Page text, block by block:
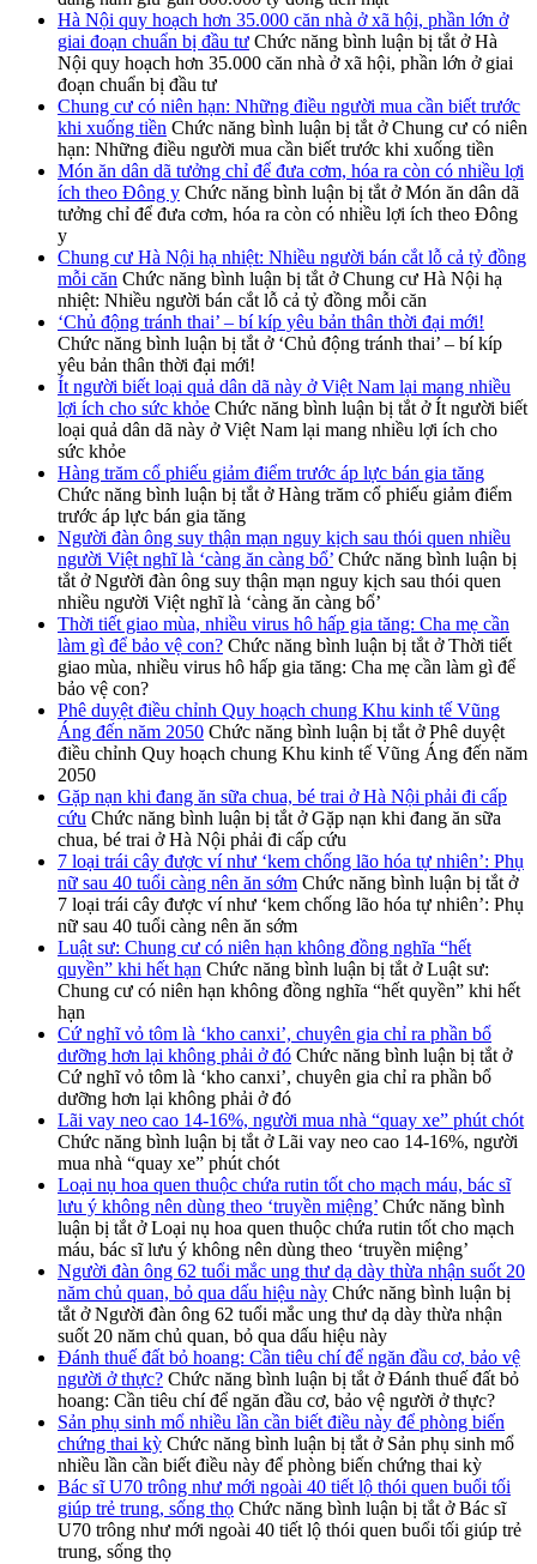
Hà Nội quy hoạch hơn 35.000 căn nhà ở xã hội, phần lớn ở
giai đoạn chuẩn bị đầu tư Chức năng bình luận bị tắt ở Hà
Nội quy hoạch hơn 35.000 căn nhà ở xã hội, phần lớn ở giai
đoạn chuẩn bị đầu tư
Chung cư có niên hạn: Những điều người mua cần biết trước
khi xuống tiền Chức năng bình luận bị tắt ở Chung cư có niên
hạn: Những điều người mua cần biết trước khi xuống tiền
Món ăn dân dã tưởng chỉ để đưa cơm, hóa ra còn có nhiều lợi
ích theo Đông y Chức năng bình luận bị tắt ở Món ăn dân dã
tưởng chỉ để đưa cơm, hóa ra còn có nhiều lợi ích theo Đông
y
Chung cư Hà Nội hạ nhiệt: Nhiều người bán cắt lỗ cả tỷ đồng
mỗi căn Chức năng bình luận bị tắt ở Chung cư Hà Nội hạ
nhiệt: Nhiều người bán cắt lỗ cả tỷ đồng mỗi căn
‘Chủ động tránh thai’ – bí kíp yêu bản thân thời đại mới!
Chức năng bình luận bị tắt ở ‘Chủ động tránh thai’ – bí kíp
yêu bản thân thời đại mới!
Ít người biết loại quả dân dã này ở Việt Nam lại mang nhiều
lợi ích cho sức khỏe Chức năng bình luận bị tắt ở Ít người biết
loại quả dân dã này ở Việt Nam lại mang nhiều lợi ích cho
sức khỏe
Hàng trăm cổ phiếu giảm điểm trước áp lực bán gia tăng
Chức năng bình luận bị tắt ở Hàng trăm cổ phiếu giảm điểm
trước áp lực bán gia tăng
Người đàn ông suy thận mạn nguy kịch sau thói quen nhiều
người Việt nghĩ là ‘càng ăn càng bổ’ Chức năng bình luận bị
tắt ở Người đàn ông suy thận mạn nguy kịch sau thói quen
nhiều người Việt nghĩ là ‘càng ăn càng bổ’
Thời tiết giao mùa, nhiều virus hô hấp gia tăng: Cha mẹ cần
làm gì để bảo vệ con? Chức năng bình luận bị tắt ở Thời tiết
giao mùa, nhiều virus hô hấp gia tăng: Cha mẹ cần làm gì để
bảo vệ con?
Phê duyệt điều chỉnh Quy hoạch chung Khu kinh tế Vũng
Áng đến năm 2050 Chức năng bình luận bị tắt ở Phê duyệt
điều chỉnh Quy hoạch chung Khu kinh tế Vũng Áng đến năm
2050
Gặp nạn khi đang ăn sữa chua, bé trai ở Hà Nội phải đi cấp
cứu Chức năng bình luận bị tắt ở Gặp nạn khi đang ăn sữa
chua, bé trai ở Hà Nội phải đi cấp cứu
7 loại trái cây được ví như ‘kem chống lão hóa tự nhiên’: Phụ
nữ sau 40 tuổi càng nên ăn sớm Chức năng bình luận bị tắt ở
7 loại trái cây được ví như ‘kem chống lão hóa tự nhiên’: Phụ
nữ sau 40 tuổi càng nên ăn sớm
Luật sư: Chung cư có niên hạn không đồng nghĩa “hết
quyền” khi hết hạn Chức năng bình luận bị tắt ở Luật sư:
Chung cư có niên hạn không đồng nghĩa “hết quyền” khi hết
hạn
Cứ nghĩ vỏ tôm là ‘kho canxi’, chuyên gia chỉ ra phần bổ
dưỡng hơn lại không phải ở đó Chức năng bình luận bị tắt ở
Cứ nghĩ vỏ tôm là ‘kho canxi’, chuyên gia chỉ ra phần bổ
dưỡng hơn lại không phải ở đó
Lãi vay neo cao 14-16%, người mua nhà “quay xe” phút chót
Chức năng bình luận bị tắt ở Lãi vay neo cao 14-16%, người
mua nhà “quay xe” phút chót
Loại nụ hoa quen thuộc chứa rutin tốt cho mạch máu, bác sĩ
lưu ý không nên dùng theo ‘truyền miệng’ Chức năng bình
luận bị tắt ở Loại nụ hoa quen thuộc chứa rutin tốt cho mạch
máu, bác sĩ lưu ý không nên dùng theo ‘truyền miệng’
Người đàn ông 62 tuổi mắc ung thư dạ dày thừa nhận suốt 20
năm chủ quan, bỏ qua dấu hiệu này Chức năng bình luận bị
tắt ở Người đàn ông 62 tuổi mắc ung thư dạ dày thừa nhận
suốt 20 năm chủ quan, bỏ qua dấu hiệu này
Đánh thuế đất bỏ hoang: Cần tiêu chí để ngăn đầu cơ, bảo vệ
người ở thực? Chức năng bình luận bị tắt ở Đánh thuế đất bỏ
hoang: Cần tiêu chí để ngăn đầu cơ, bảo vệ người ở thực?
Sản phụ sinh mổ nhiều lần cần biết điều này để phòng biến
chứng thai kỳ Chức năng bình luận bị tắt ở Sản phụ sinh mổ
nhiều lần cần biết điều này để phòng biến chứng thai kỳ
Bác sĩ U70 trông như mới ngoài 40 tiết lộ thói quen buổi tối
giúp trẻ trung, sống thọ Chức năng bình luận bị tắt ở Bác sĩ
U70 trông như mới ngoài 40 tiết lộ thói quen buổi tối giúp trẻ
trung, sống thọ